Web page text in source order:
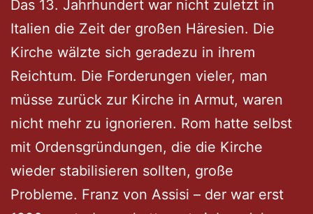
Das 13. Jahrhundert war nicht zuletzt in
Italien die Zeit der großen Häresien. Die
Kirche wälzte sich geradezu in ihrem
Reichtum. Die Forderungen vieler, man
müsse zurück zur Kirche in Armut, waren
nicht mehr zu ignorieren. Rom hatte selbst
mit Ordensgründungen, die die Kirche
wieder stabilisieren sollten, große
Probleme. Franz von Assisi – der war erst